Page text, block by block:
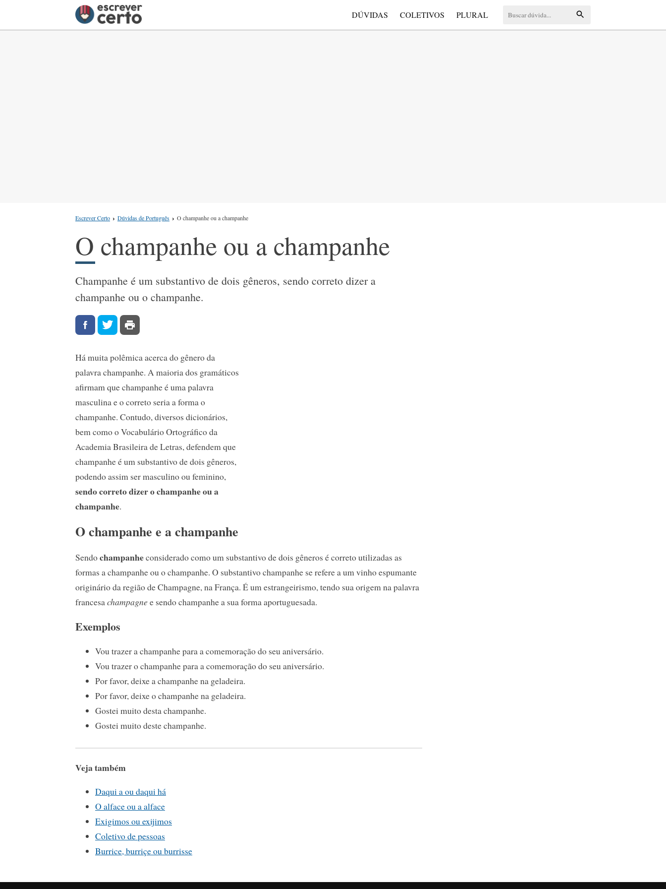
DÚVIDAS COLETIVOS PLURAL
Escrever Certo Dúvidas de Português O champanhe ou a champanhe
O champanhe ou a champanhe
Champanhe é um substantivo de dois gêneros, sendo correto dizer a
champanhe ou o champanhe.
Há muita polêmica acerca do gênero da
palavra champanhe. A maioria dos gramáticos
afirmam que champanhe é uma palavra
masculina e o correto seria a forma o
champanhe. Contudo, diversos dicionários,
bem como o Vocabulário Ortográfico da
Academia Brasileira de Letras, defendem que
champanhe é um substantivo de dois gêneros,
podendo assim ser masculino ou feminino,
sendo correto dizer o champanhe ou a
champanhe.
O champanhe e a champanhe
Sendochampanheconsiderado como um substantivo de dois gêneros é correto utilizadas as
formas a champanhe ou o champanhe. O substantivo champanhe se refere a um vinho espumante
originário da região de Champagne, na França. É um estrangeirismo, tendo sua origem na palavra
francesa champagnee sendo champanhe a sua forma aportuguesada.
Exemplos
Vou trazer a champanhe para a comemoração do seu aniversário.
Vou trazer o champanhe para a comemoração do seu aniversário.
Por favor, deixe a champanhe na geladeira.
Por favor, deixe o champanhe na geladeira.
Gostei muito desta champanhe.
Gostei muito deste champanhe.
Veja também
Daqui a ou daqui há
O alface ou a alface
Exigimos ou exijimos
Coletivo de pessoas
Burrice, burriçe ou burrisse